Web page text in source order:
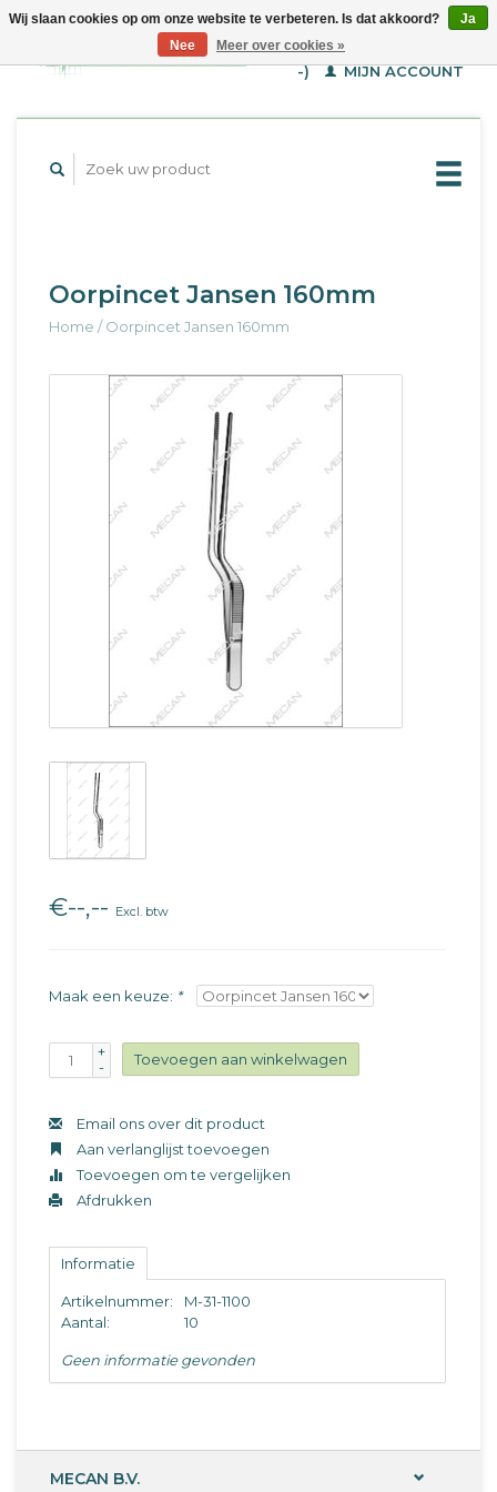
WINKELWAGEN (€--,-
-)
MIJN ACCOUNT
Oorpincet Jansen 160mm
Home /Oorpincet Jansen 160mm
€--,-- Excl. btw
Maak een keuze: *
+
-
Toevoegen aan winkelwagen
Email ons over dit product
Aan verlanglijst toevoegen
Toevoegen om te vergelijken
Afdrukken
Informatie
Artikelnummer:
M-31-1100
Aantal:
10
Geen informatie gevonden
MECAN B.V.
Wij slaan cookies op om onze website te verbeteren. Is dat akkoord?
Ja
Nee
Meer over cookies »